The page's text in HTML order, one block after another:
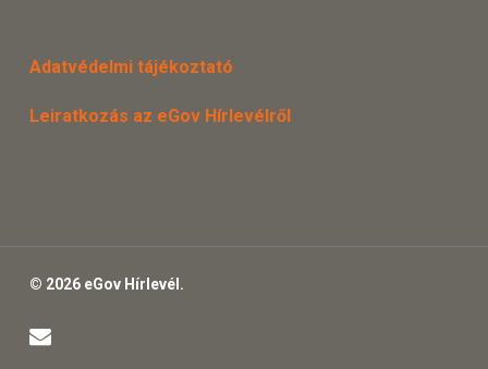
Adatvédelmi tájékoztató
Leiratkozás az eGov Hírlevélről
© 2026 eGov Hírlevél.
email